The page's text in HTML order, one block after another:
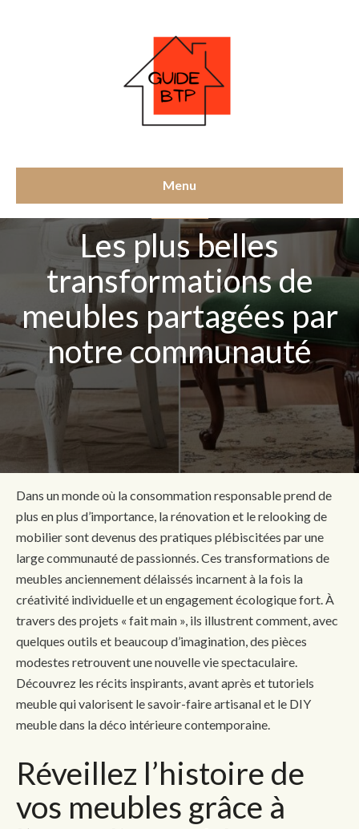
Menu
Les plus belles
transformations de
meubles partagées par
notre communauté
Dans un monde où la consommation responsable prend de
plus en plus d’importance, la rénovation et le relooking de
mobilier sont devenus des pratiques plébiscitées par une
large communauté de passionnés. Ces transformations de
meubles anciennement délaissés incarnent à la fois la
créativité individuelle et un engagement écologique fort. À
travers des projets « fait main », ils illustrent comment, avec
quelques outils et beaucoup d’imagination, des pièces
modestes retrouvent une nouvelle vie spectaculaire.
Découvrez les récits inspirants, avant après et tutoriels
meuble qui valorisent le savoir-faire artisanal et le DIY
meuble dans la déco intérieure contemporaine.
Réveillez l’histoire de
vos meubles grâce à